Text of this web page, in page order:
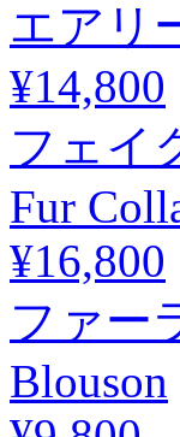
エアリ
¥14,800
フェイ
Fur
¥16,800
ファー
Blouson